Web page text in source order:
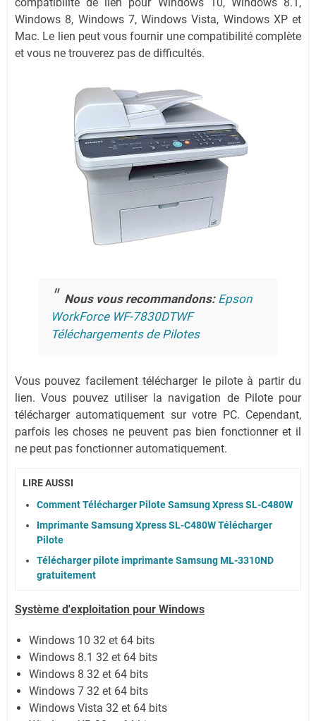
Windows 8, Windows 7, Windows Vista, Windows XP et
Mac. Le lien peut vous fournir une compatibilité complète
et vous ne trouverez pas de difficultés.
Nous vous recommandons: Epson
WorkForce WF-7830DTWF
Téléchargements de Pilotes
Vous pouvez facilement télécharger le pilote à partir du
lien.Vous pouvez utiliser la navigation de Pilote pour
télécharger automatiquement sur votre PC. Cependant,
parfois les choses ne peuvent pas bien fonctionner et il
ne peut pas fonctionner automatiquement.
LIRE AUSSI
Comment Télécharger Pilote Samsung Xpress SL-C480W
Imprimante Samsung Xpress SL-C480W Télécharger
Pilote
Télécharger pilote imprimante Samsung ML-3310ND
gratuitement
Système d'exploitation pour Windows
Windows 10 32 et 64 bits
Windows 8.1 32 et 64 bits
Windows 8 32 et 64 bits
Windows 7 32 et 64 bits
Windows Vista 32 et 64 bits